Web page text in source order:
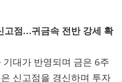
고점…귀금속 전반 강세 확
대가 반영되며 금은 6주
신고점을 경신하며 투자